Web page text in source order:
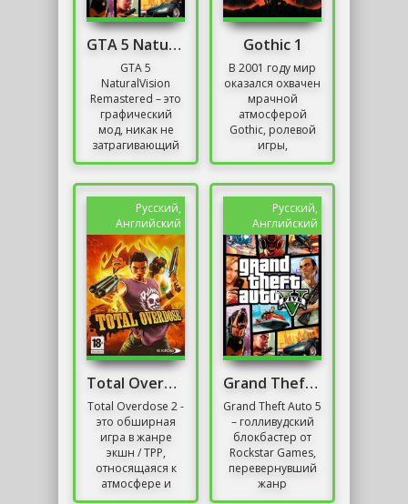
GTA 5 NaturalVision Remastered
GTA 5
NaturalVision
Remastered – это
графический
мод, никак не
затрагивающий
элементы
преображающий
лишь качество
изображения,...
Gothic 1
В 2001 году мир
оказался охвачен
мрачной
атмосферой
Gothic, ролевой
игры,
разработанной
Игрок, не имея
имени и
прошлого,...
Русский,
Английский
Total Overdose 2 Механики
Total Overdose 2 -
это обширная
игра в жанре
экшн / TPP,
относящаяся к
атмосфере и
производительности
Русский,
Английский
Grand Theft Auto 5
Grand Theft Auto 5
– голливудский
блокбастер от
Rockstar Games,
перевернувший
жанр
приключенческих